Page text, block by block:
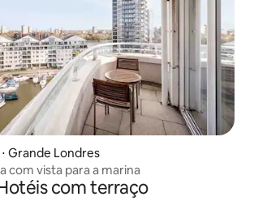
Grande Londres
com vista para a marina
com terraço